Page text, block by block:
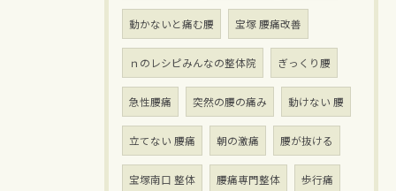
動かないと痛む腰 宝塚 腰痛改善
ｎのレシピみんなの整体院 ぎっくり腰
急性腰痛 突然の腰の痛み 動けない 腰
立てない 腰痛 朝の激痛 腰が抜ける
宝塚南口 整体 腰痛専門整体 歩行痛